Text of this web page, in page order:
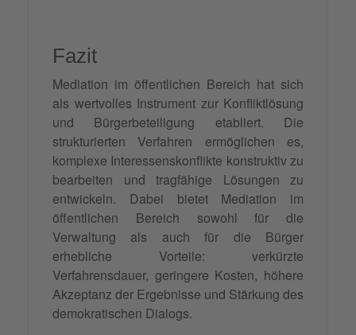
Fazit
Mediation im öffentlichen Bereich hat sich
als wertvolles Instrument zur Konfliktlösung
und Bürgerbeteiligung etabliert. Die
strukturierten Verfahren ermöglichen es,
komplexe Interessenskonflikte konstruktiv zu
bearbeiten und tragfähige Lösungen zu
entwickeln. Dabei bietet Mediation im
öffentlichen Bereich sowohl für die
Verwaltung als auch für die Bürger
erhebliche Vorteile: verkürzte
Verfahrensdauer, geringere Kosten, höhere
Akzeptanz der Ergebnisse und Stärkung des
demokratischen Dialogs.